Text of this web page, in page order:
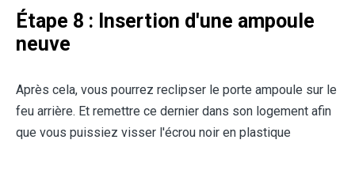
Étape 8 : Insertion d'une ampoule
neuve
Après cela, vous pourrez reclipser le porte ampoule sur le
feu arrière. Et remettre ce dernier dans son logement afin
que vous puissiez visser l'écrou noir en plastique